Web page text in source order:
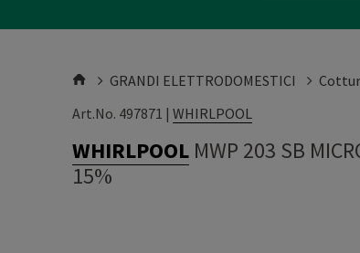
GRANDI ELETTRODOMESTICI
Art.No. 497871 | WHIRLPOOL
WHIRLPOOL MWP 203 SB
15%